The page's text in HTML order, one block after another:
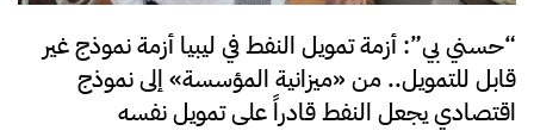
“حسني بي”: أزمة تمويل النفط في ليبيا أزمة نموذج غير
قابل للتمويل.. من «ميزانية المؤسسة» إلى نموذج
اقتصادي يجعل النفط قادراً على تمويل نفسه